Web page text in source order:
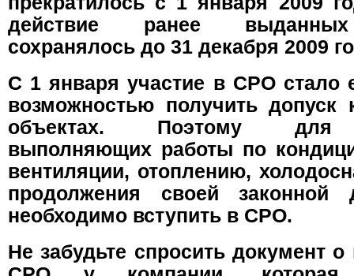
действие ранее
сохранялось до 31 декабря 2009
С 1 января участие в СРО стало
возможностью получить допуск
объектах. Поэтому для
выполняющих работы по
вентиляции, отоплению,
продолжения своей законной
необходимо вступить в СРО.
Не забудьте спросить документ о